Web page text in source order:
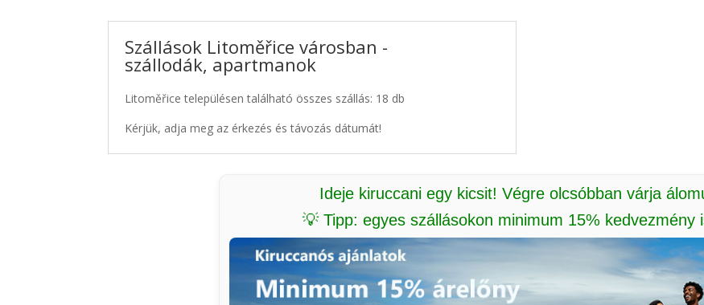
Szállások Litoměřice városban -
szállodák, apartmanok
Litoměřice településen található összes szállás: 18 db
Kérjük, adja meg az érkezés és távozás dátumát!
Ideje kiruccani egy kicsit! Végre olcsóbban várja
💡 Tipp: egyes szállásokon minimum 15% kedvezmény